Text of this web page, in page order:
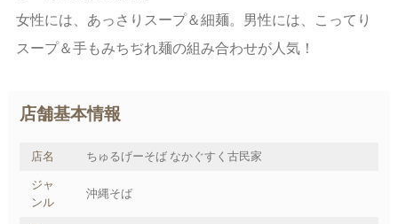
女性には、あっさりスープ＆細麺。男性には、こってり
スープ＆手もみちぢれ麺の組み合わせが人気！
店舗基本情報
店名 ちゅるげーそば なかぐすく古民家
ジャ
ンル
沖縄そば